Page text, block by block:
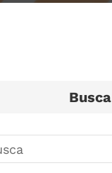
Busca